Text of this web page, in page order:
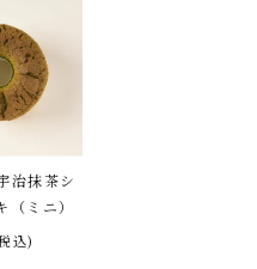
治抹茶シ
（ミニ）
込